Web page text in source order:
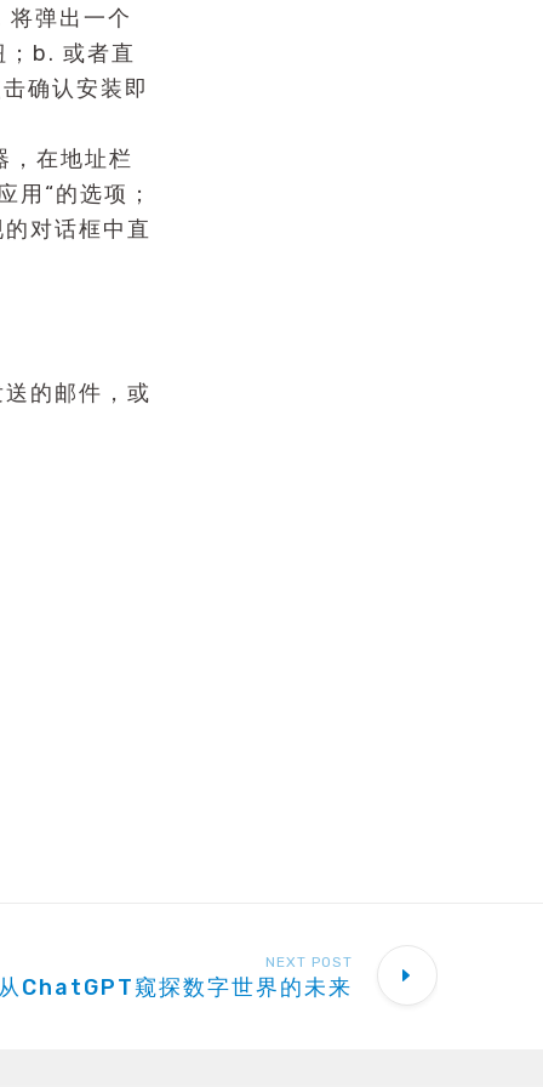
将弹出一个
；b. 或者直
确认安装即
，在地址栏
“的选项；
对话框中直
的邮件，或
NEXT POST
从ChatGPT窥探数字世界的未来